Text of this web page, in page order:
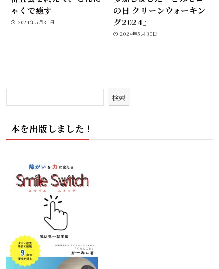
ゃくで癒す
2024年5月31日
の日 クリーンウォーキン
グ2024』
2024年5月30日
検索
本を出版しました！